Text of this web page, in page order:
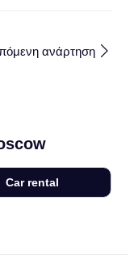
ανάρτηση
Car rental